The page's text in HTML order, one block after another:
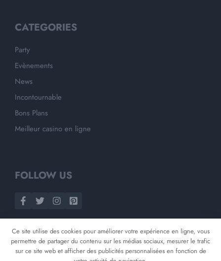
CATEGORIES
Party
Evènements
News
Incontournable
Bons Plans
Meilleur casino en ligne
FOLLOW US
Ce site utilise des cookies pour améliorer votre expérience en ligne, vous
permettre de partager du contenu sur les médias sociaux, mesurer le trafic
sur ce site web et afficher des publicités personnalisées en fonction de